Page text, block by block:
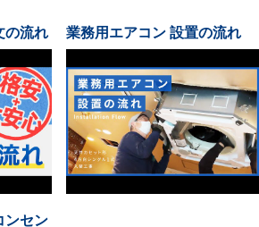
の流れ 業務用エアコン 設置の流れ
ンセン